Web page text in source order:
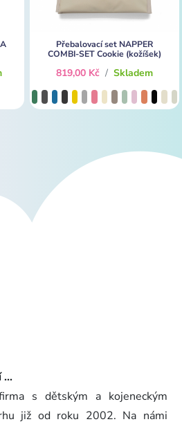
Přebalovací set NAPPER
COMBI-SET Cookie (kožíšek)
819,00 Kč / Skladem
...
s dětským a kojeneckým
již od roku 2002. Na námi